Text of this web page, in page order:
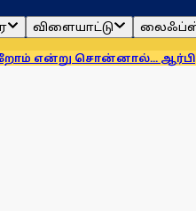
விளையாட்டு
ஆர்பிஐ